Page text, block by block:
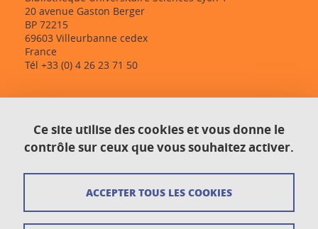
20 avenue Gaston Berger
BP 72215
69603 Villeurbanne cedex
France
Tél +33 (0) 4 26 23 71 50
Plan du site
Crédits
Mentions légales
Ce site utilise des cookies et vous donne le
contrôle sur ceux que vous souhaitez activer.
ACCEPTER TOUS LES COOKIES